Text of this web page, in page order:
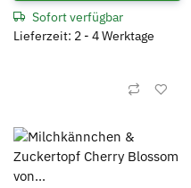
Sofort verfügbar
Lieferzeit: 2 - 4 Werktage